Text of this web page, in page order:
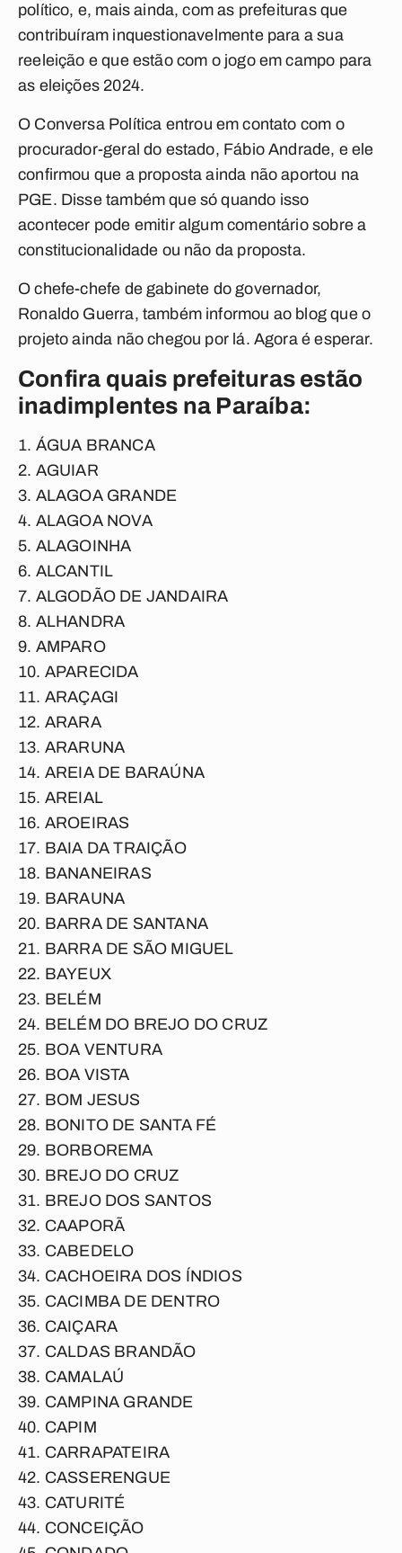
político, e, mais ainda, com as prefeituras que
contribuíram inquestionavelmente para a sua
reeleição e que estão com o jogo em campo para
as eleições 2024.
O Conversa Política entrou em contato com o
procurador-geral do estado, Fábio Andrade, e ele
confirmou que a proposta ainda não aportou na
PGE. Disse também que só quando isso
acontecer pode emitir algum comentário sobre a
constitucionalidade ou não da proposta.
O chefe-chefe de gabinete do governador,
Ronaldo Guerra, também informou ao blog que o
projeto ainda não chegou por lá. Agora é esperar.
Confira quais prefeituras estão
inadimplentes na Paraíba:
ÁGUA BRANCA
AGUIAR
ALAGOA GRANDE
ALAGOA NOVA
ALAGOINHA
ALCANTIL
ALGODÃO DE JANDAIRA
ALHANDRA
AMPARO
APARECIDA
ARAÇAGI
ARARA
ARARUNA
AREIA DE BARAÚNA
AREIAL
AROEIRAS
BAIA DA TRAIÇÃO
BANANEIRAS
BARAUNA
BARRA DE SANTANA
BARRA DE SÃO MIGUEL
BAYEUX
BELÉM
BELÉM DO BREJO DO CRUZ
BOA VENTURA
BOA VISTA
BOM JESUS
BONITO DE SANTA FÉ
BORBOREMA
BREJO DO CRUZ
BREJO DOS SANTOS
CAAPORÃ
CABEDELO
CACHOEIRA DOS ÍNDIOS
CACIMBA DE DENTRO
CAIÇARA
CALDAS BRANDÃO
CAMALAÚ
CAMPINA GRANDE
CAPIM
CARRAPATEIRA
CASSERENGUE
CATURITÉ
CONCEIÇÃO